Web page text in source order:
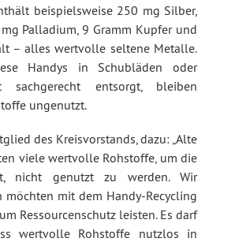
beispielsweise 250 mg Silber,
Palladium, 9 Gramm Kupfer und
– alles wertvolle seltene Metalle.
Handys in Schubläden oder
sachgerecht entsorgt, bleiben
ungenutzt.
des Kreisvorstands, dazu: „Alte
viele wertvolle Rohstoffe, um die
nicht genutzt zu werden. Wir
möchten mit dem Handy-Recycling
Ressourcenschutz leisten. Es darf
wertvolle Rohstoffe nutzlos in